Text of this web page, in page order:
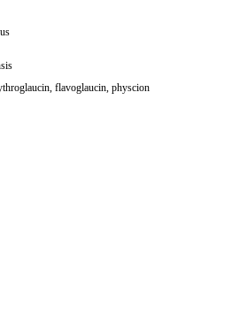
flavoglaucin, physcion